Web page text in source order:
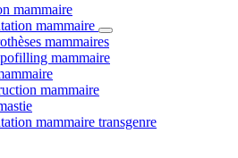
mammaire
mammaire
mammaires
mammaire
mammaire
mammaire transgenre